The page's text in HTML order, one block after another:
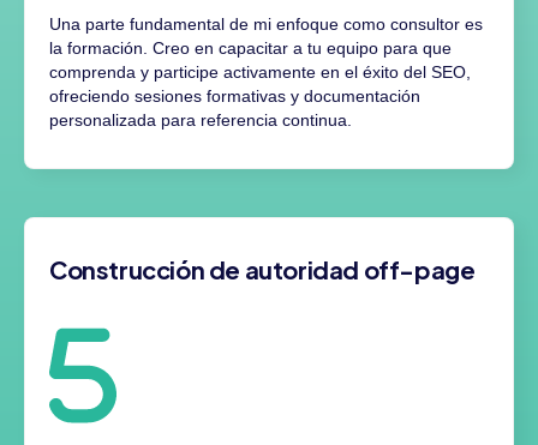
Una parte fundamental de mi enfoque como consultor es
la formación. Creo en capacitar a tu equipo para que
comprenda y participe activamente en el éxito del SEO,
ofreciendo sesiones formativas y documentación
personalizada para referencia continua.
Construcción de autoridad off-page